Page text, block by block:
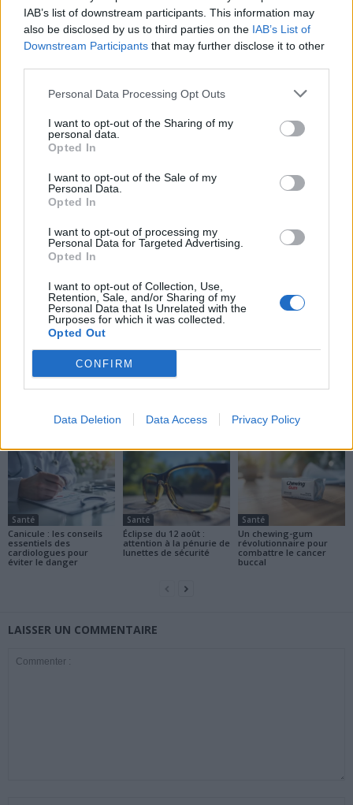
IAB’s list of downstream participants. This information may
also be disclosed by us to third parties on the IAB’s List of
Downstream Participants that may further disclose it to other
Personal Data Processing Opt Outs
I want to opt-out of the Sharing of my
personal data.
Opted In
I want to opt-out of the Sale of my
Personal Data.
Opted In
I want to opt-out of processing my
Personal Data for Targeted Advertising.
Opted In
I want to opt-out of Collection, Use,
Retention, Sale, and/or Sharing of my
Personal Data that Is Unrelated with the
Purposes for which it was collected.
Opted Out
CONFIRM
Data Deletion Data Access Privacy Policy
de santé. Modifier son petit-déjeuner seul ne suffit pas toujours : un
avis médical est recommandé pour rechercher d’éventuelles
Article précédent
Premier cas d’hantavirus
humains en France
Article suivant
hantavirus : mesures
d’urgence en place
news
ARTICLES CONNEXES PLUS DE L'AUTEUR
Santé
Canicule : les conseils
essentiels des
cardiologues pour
éviter le danger
Santé
Éclipse du 12 août :
attention à la pénurie de
lunettes de sécurité
Santé
Un chewing-gum
révolutionnaire pour
combattre le cancer
buccal
LAISSER UN COMMENTAIRE